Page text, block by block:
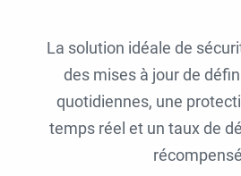
La solution idéale de
des mises à jour de
quotidiennes, une
temps réel et un taux de